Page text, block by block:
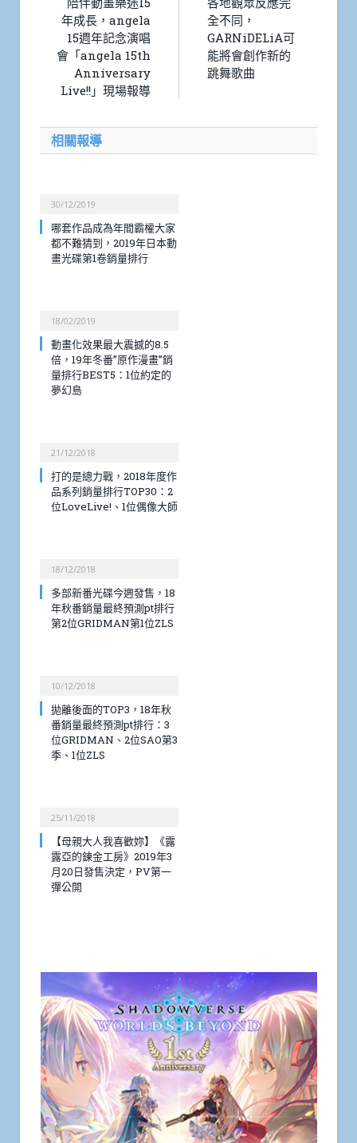
年成長，angela
15週年記念演唱
會「angela 15th
Anniversary
Live!!」現場報導
全不同，
GARNiDELiA可
能將會創作新的
跳舞歌曲
相關報導
30/12/2019
哪套作品成為年間霸權大家
都不難猜到，2019年日本動
畫光碟第1卷銷量排行
18/02/2019
動畫化效果最大震撼的8.5
倍，19年冬番”原作漫畫”銷
量排行BEST5：1位約定的
夢幻島
21/12/2018
打的是總力戰，2018年度作
品系列銷量排行TOP30：2
位LoveLive!、1位偶像大師
18/12/2018
多部新番光碟今週發售，18
年秋番銷量最終預測pt排行
第2位GRIDMAN第1位ZLS
10/12/2018
拋離後面的TOP3，18年秋
番銷量最終預測pt排行：3
位GRIDMAN、2位SAO第3
季、1位ZLS
25/11/2018
【母親大人我喜歡妳】《露
露亞的鍊金工房》2019年3
月20日發售決定，PV第一
彈公開